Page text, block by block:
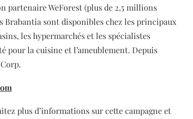
partenaire WeForest (plus de 2,5 millions
Brabantia sont disponibles chez les principaux
les hypermarchés et les spécialistes
pour la cuisine et l’ameublement. Depuis
plus d’informations sur cette campagne et